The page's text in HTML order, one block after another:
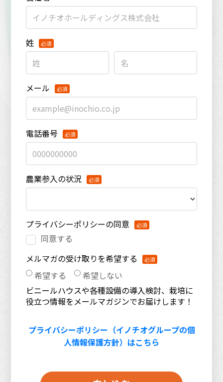
姓
メール
電話番号
農業参入の状況
プライバシーポリシーの同意
同意する
メルマガの受け取りを希望する
希望する
希望しない
ビニールハウスや各種設備の導入検討、栽培に
役立つ情報をメールマガジンでお届けします！
プライバシーポリシー（イノチオグループの個
人情報保護方針）はこちら